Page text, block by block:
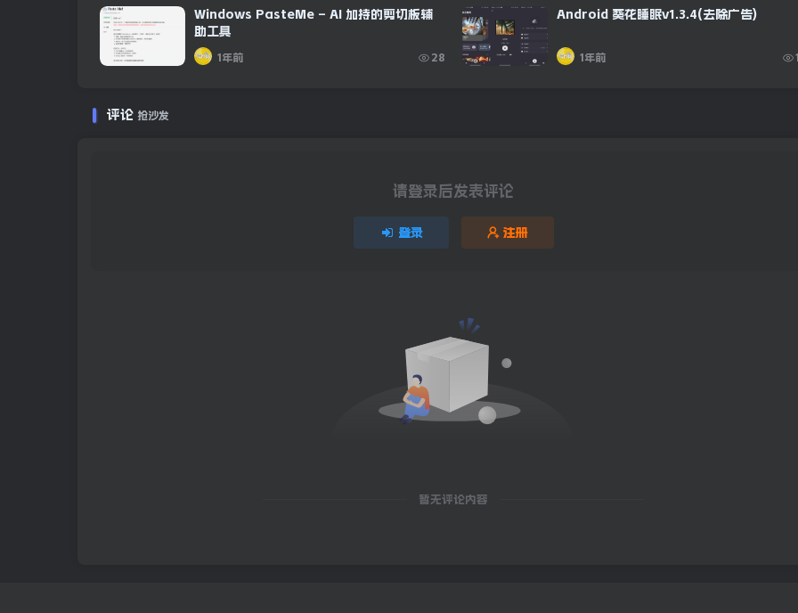
阿里网盘
Windows PasteMe – AI 加持的剪切板辅
助工具
1年前 28
Android 葵花睡眠v1.3.4(去除广告)
1年前
评论 抢沙发
请登录后发表评论
登录 注册
暂无评论内容